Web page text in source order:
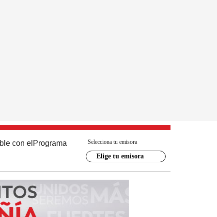
con el Programa Selecciona tu emisora
Elige tu emisora